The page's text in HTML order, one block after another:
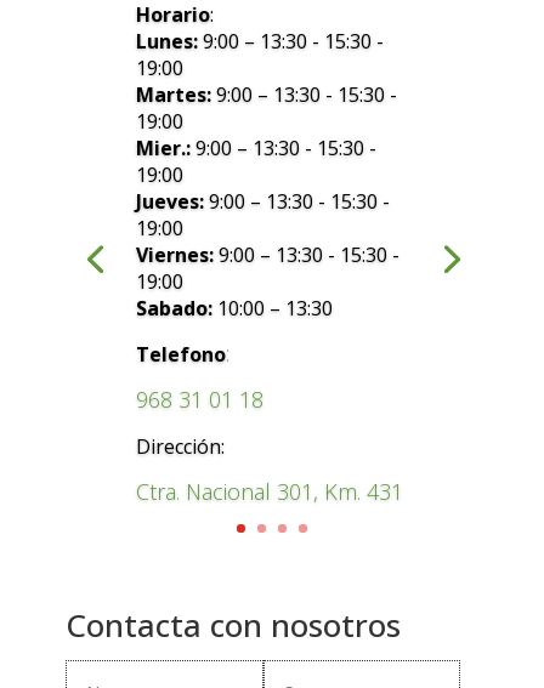
Horario:
Lunes:9:00 – 13:30 - 15:30 -
19:00
Martes:9:00 – 13:30 - 15:30 -
19:00
Mier.:9:00 – 13:30 - 15:30 -
19:00
Jueves:9:00 – 13:30 - 15:30 -
19:00
Viernes:9:00 – 13:30 - 15:30 -
19:00
Sabado: 10:00 – 13:30
Telefono:
968 31 01 18
Dirección:
Ctra. Nacional 301, Km. 431
Contacta con nosotros